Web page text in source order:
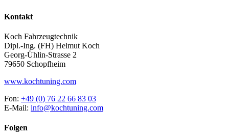
Kontakt
Koch Fahrzeugtechnik
Dipl.-Ing. (FH) Helmut Koch
Georg-Ühlin-Strasse 2
79650 Schopfheim
www.kochtuning.com
Fon: +49 (0) 76 22 66 83 03
E-Mail: info@kochtuning.com
Folgen